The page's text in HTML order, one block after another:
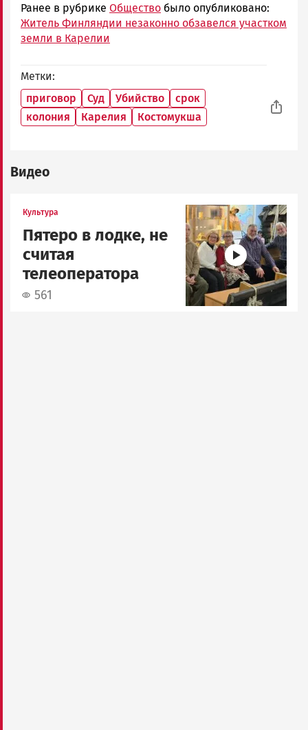
Ранее в рубрике Общество было опубликовано:
Житель Финляндии незаконно обзавелся участком
земли в Карелии
Метки
приговор
Суд Убийство
срок
колония
Карелия Костомукша
Видео
Культура
Пятеро в лодке, не
считая
телеоператора
561
Image